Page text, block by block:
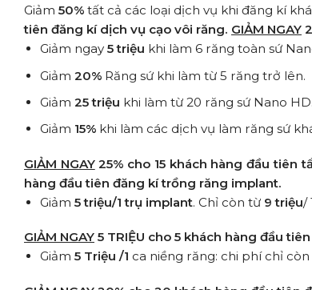
Giảm 50% tất cả các loại dịch vụ khi đăng kí
tiên đăng kí dịch vụ cạo vôi răng. GIẢM NGAY
Giảm ngay 5 triệu khi làm 6 răng toàn sứ
Giảm 20%Răng sứ khi làm từ 5 răng trở lên.
Giảm 25 triệu khi làm từ 20 răng sứ Nano HD.
Giảm 15%khi làm các dịch vụ làm răng sứ
GIẢM NGAY25% cho 15 khách hàng đầu tiên
hàng đầu tiên đăng kí trồng răng implant.
Giảm 5 triệu/1 trụ implant. Chỉ còn từ9 triệu/
GIẢM NGAY 5 TRIỆU cho 5 khách hàng đầu
Giảm 5 Triệu /1 ca niềng răng: chi phí chỉ